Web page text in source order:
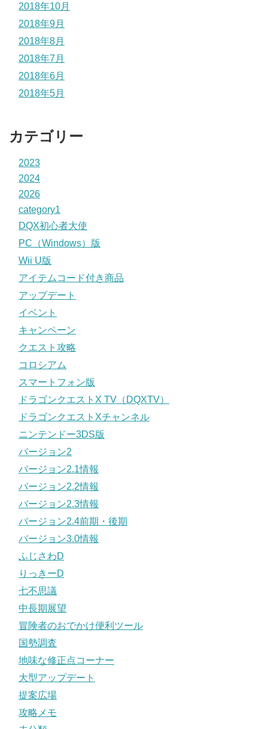
2018年10月
2018年9月
2018年8月
2018年7月
2018年6月
2018年5月
カテゴリー
2023
2024
2026
category1
DQX初心者大使
PC（Windows）版
Wii U版
アイテムコード付き商品
アップデート
イベント
キャンペーン
クエスト攻略
コロシアム
スマートフォン版
ドラゴンクエストX TV（DQXTV）
ドラゴンクエストXチャンネル
ニンテンドー3DS版
バージョン2
バージョン2.1情報
バージョン2.2情報
バージョン2.3情報
バージョン2.4前期・後期
バージョン3.0情報
ふじさわD
りっきーD
七不思議
中長期展望
冒険者のおでかけ便利ツール
国勢調査
地味な修正点コーナー
大型アップデート
提案広場
攻略メモ